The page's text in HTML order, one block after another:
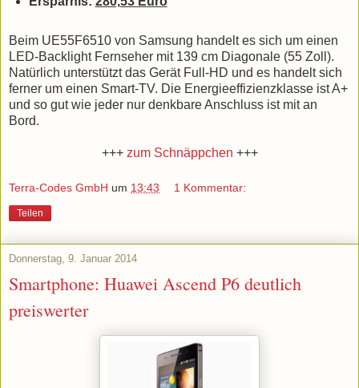
Beim UE55F6510 von Samsung handelt es sich um einen
LED-Backlight Fernseher mit 139 cm Diagonale (55 Zoll).
Natürlich unterstützt das Gerät Full-HD und es handelt sich
ferner um einen Smart-TV. Die Energieeffizienzklasse ist A+
und so gut wie jeder nur denkbare Anschluss ist mit an
Bord.
+++ zum Schnäppchen +++
Terra-Codes GmbH um 13:43 1 Kommentar:
Teilen
Donnerstag, 9. Januar 2014
Smartphone: Huawei Ascend P6 deutlich
preiswerter